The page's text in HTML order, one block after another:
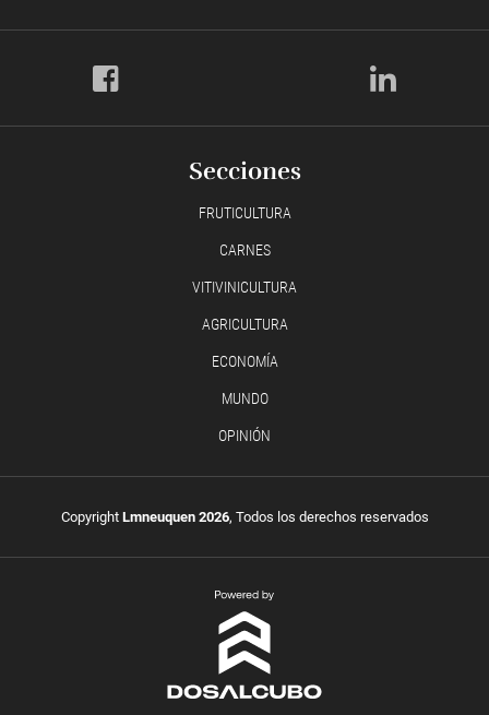
Secciones
FRUTICULTURA
CARNES
VITIVINICULTURA
AGRICULTURA
ECONOMÍA
MUNDO
OPINIÓN
Copyright Lmneuquen 2026, Todos los derechos reservados